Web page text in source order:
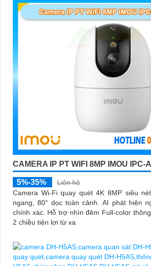
CAMERA IP PT WIFI 8MP IMOU IPC-
5%-35%
Liên hệ
Camera Wi-Fi quay quét 4K 8MP siêu
ngang, 80° dọc toàn cảnh. AI phát hiện
chính xác. Hỗ trợ nhìn đêm Full-color
2 chiều tiện lợi từ xa